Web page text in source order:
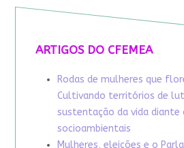
ARTIGOS DO CFEMEA
Rodas de mulheres que
Cultivando territórios de
sustentação da vida diante
socioambientais
Mulheres, eleições e o